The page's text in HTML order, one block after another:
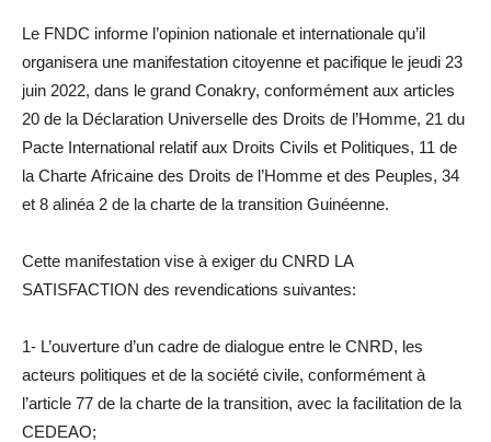
Le FNDC informe l’opinion nationale et internationale qu’il
organisera une manifestation citoyenne et pacifique le jeudi 23
juin 2022, dans le grand Conakry, conformément aux articles
20 de la Déclaration Universelle des Droits de l’Homme, 21 du
Pacte International relatif aux Droits Civils et Politiques, 11 de
la Charte Africaine des Droits de l’Homme et des Peuples, 34
et 8 alinéa 2 de la charte de la transition Guinéenne.
Cette manifestation vise à exiger du CNRD LA
SATISFACTION des revendications suivantes:
1- L’ouverture d’un cadre de dialogue entre le CNRD, les
acteurs politiques et de la société civile, conformément à
l’article 77 de la charte de la transition, avec la facilitation de la
CEDEAO;